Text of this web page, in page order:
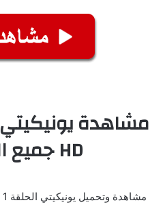
HD جميع الحلقات